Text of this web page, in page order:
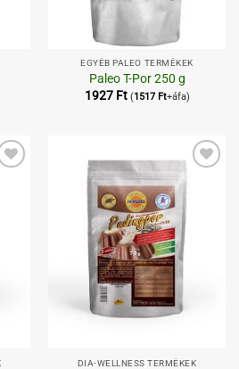
EGYÉB PALEO TERMÉKEK
Paleo T-Por 250 g
1927 Ft (1517 Ft+áfa)
Kedvenceimhez
DIA-WELLNESS TERMÉKEK